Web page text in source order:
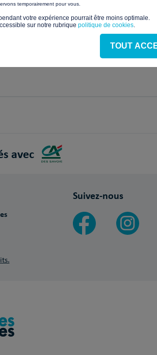
(Gers)
avec
Suivez-nous
temporairement pour vous.
votre expérience pourrait être moins optimale.​
sur notre rubrique politique de cookies
TOUT